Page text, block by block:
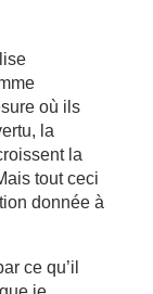
où ils
la
la
tout ceci
donnée à
ce qu’il